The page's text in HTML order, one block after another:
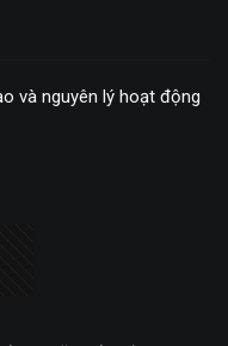
và nguyên lý hoạt động